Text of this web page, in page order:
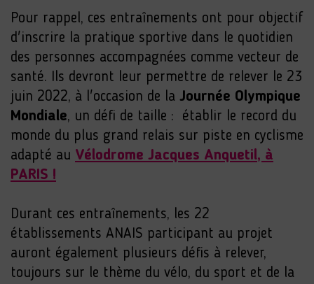
Pour rappel, ces entraînements ont pour objectif
d'inscrire la pratique sportive dans le quotidien
des personnes accompagnées comme vecteur de
santé. Ils devront leur permettre de relever le 23
juin 2022, à l'occasion de la Journée Olympique
Mondiale, un défi de taille : établir le record du
monde du plus grand relais sur piste en cyclisme
adapté au Vélodrome Jacques Anquetil, à
PARIS !
Durant ces entraînements, les 22
établissements ANAIS participant au projet
auront également plusieurs défis à relever,
toujours sur le thème du vélo, du sport et de la